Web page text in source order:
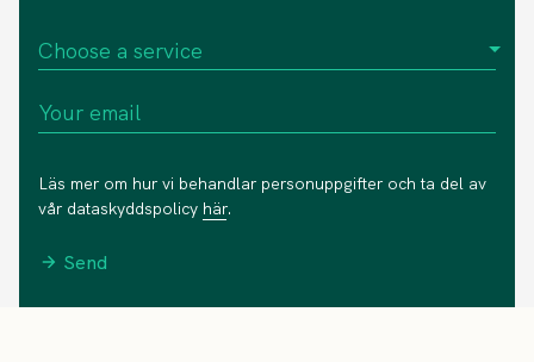
Läs mer om hur vi behandlar personuppgifter och ta del av
vår dataskyddspolicy här.
Send